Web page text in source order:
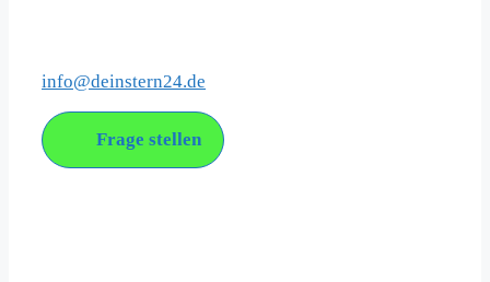
info@deinstern24.de
Frage stellen